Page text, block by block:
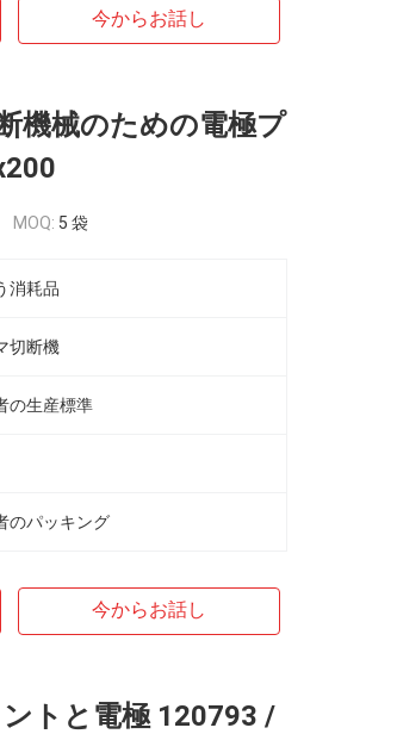
今からお話し
機械のための電極プ
MOQ: 5 袋
消耗品
切断機
の生産標準
のパッキング
今からお話し
トと電極 120793 /